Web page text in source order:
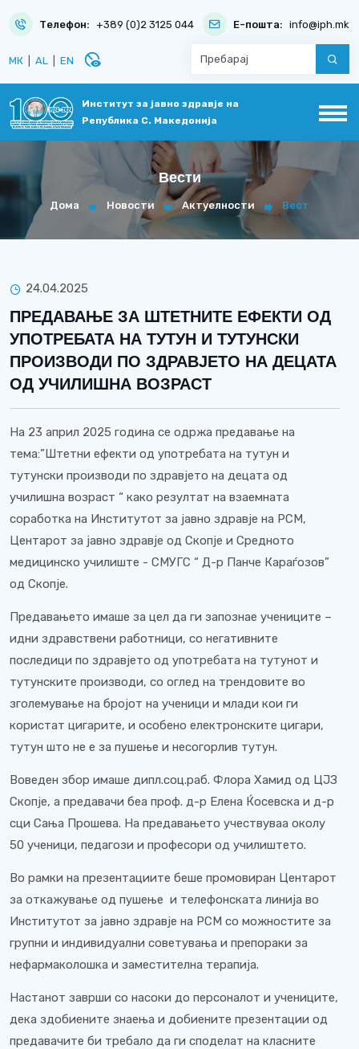
Телефон: +389 (0)2 3125 044 Е-пошта: info@iph.mk
МК AL EN disabled_visible
Институт за јавно здравје на
Република С. Македонија
Вести
Дома Новости Актуелности Вест
24.04.2025
ПРЕДАВАЊЕ ЗА ШТЕТНИТЕ ЕФЕКТИ ОД
УПОТРЕБАТА НА ТУТУН И ТУТУНСКИ
ПРОИЗВОДИ ПО ЗДРАВЈЕТО НА ДЕЦАТА
ОД УЧИЛИШНА ВОЗРАСТ
На 23 април 2025 година се одржа предавање на
тема:”Штетни ефекти од употребата на тутун и
тутунски производи по здравјето на децата од
училишна возраст “ како резултат на взаемната
соработка на Институтот за јавно здравје на РСМ,
Центарот за јавно здравје од Скопје и Средното
медицинско училиште - СМУГС “ Д-р Панче Караѓозов”
од Скопје.
Предавањето имаше за цел да ги запознае учениците –
идни здравствени работници, со негативните
последици по здравјето од употребата на тутунот и
тутунските производи, со оглед на трендовите во
зголемување на бројот на ученици и млади кои ги
користат цигарите, и особено електронските цигари,
тутун што не е за пушење и несогорлив тутун.
Воведен збор имаше дипл.соц.раб. Флора Хамид од ЦЈЗ
Скопје, а предавачи беа проф. д-р Елена Ќосевска и д-р
сци Сања Прошева. На предавањето учествуваа околу
50 ученици, педагози и професори од училиштето.
Во рамки на презентациите беше промовиран Центарот
за откажување од пушење и телефонската линија во
Институтот за јавно здравје на РСМ со можностите за
групни и индивидуални советувања и препораки за
нефармаколошка и заместителна терапија.
Настанот заврши со насоки до персоналот и учениците,
дека здобиените знаења и добиените презентации од
предавачите би требало да ги споделат на класните